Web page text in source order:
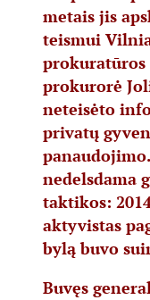
metais jis
teismui
prokurorė
neteisėto
privatų
nedelsdama
taktikos:
aktyvistas
bylą buvo
Buvęs